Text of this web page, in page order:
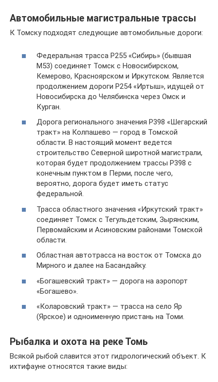
Автомобильные магистральные трассы
К Томску подходят следующие автомобильные дороги:
Федеральная трасса Р255 «Сибирь» (бывшая
М53) соединяет Томск с Новосибирском,
Кемерово, Красноярском и Иркутском. Является
продолжением дороги Р254 «Иртыш», идущей от
Новосибирска до Челябинска через Омск и
Курган.
Дорога регионального значения Р398 «Шегарский
тракт» на Колпашево — город в Томской
области. В настоящий момент ведется
строительство Северной широтной магистрали,
которая будет продолжением трассы Р398 с
конечным пунктом в Перми, после чего,
вероятно, дорога будет иметь статус
федеральной.
Трасса областного значения «Иркутский тракт»
соединяет Томск с Тегульдетским, Зырянским,
Первомайским и Асиновским районами Томской
области.
Областная автотрасса на восток от Томска до
Мирного и далее на Басандайку.
«Богашевский тракт» — дорога на аэропорт
«Богашево».
«Коларовский тракт» — трасса на село Яр
(Ярское) и одноименную пристань на Томи.
Рыбалка и охота на реке Томь
Всякой рыбой славится этот гидрологический объект. К
ихтифауне относятся такие виды: